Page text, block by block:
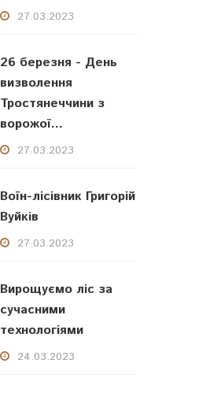
27.03.2023
26 березня - День
визволення
Тростянеччини з
ворожої...
27.03.2023
Воїн-лісівник Григорій
Вуйків
27.03.2023
Вирощуємо ліс за
сучасними
технологіями
24.03.2023